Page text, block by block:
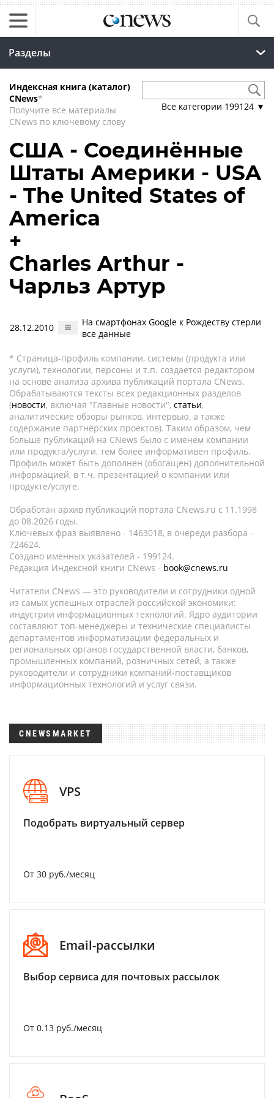
Разделы
Индексная книга (каталог)
CNews*
Получите все материалы
CNews по ключевому слову
Все категории 199124 ▼
США - Соединённые
Штаты Америки - USA
- The United States of
America
+
Charles Arthur -
Чарльз Артур
28.12.2010
На смартфонах Google к Рождеству стерли
все данные
* Страница-профиль компании, системы (продукта или
услуги), технологии, персоны и т.п. создается редактором
на основе анализа архива публикаций портала CNews.
Обрабатываются тексты всех редакционных разделов
(новости, включая "Главные новости", статьи,
аналитические обзоры рынков, интервью, а также
содержание партнёрских проектов). Таким образом, чем
больше публикаций на CNews было с именем компании
или продукта/услуги, тем более информативен профиль.
Профиль может быть дополнен (обогащен) дополнительной
информацией, в т.ч. презентацией о компании или
продукте/услуге.
Обработан архив публикаций портала CNews.ru c 11.1998
до 08.2026 годы.
Ключевых фраз выявлено - 1463018, в очереди разбора -
724624.
Создано именных указателей - 199124.
Редакция Индексной книги CNews - book@cnews.ru
Читатели CNews — это руководители и сотрудники одной
из самых успешных отраслей российской экономики:
индустрии информационных технологий. Ядро аудитории
составляют топ-менеджеры и технические специалисты
департаментов информатизации федеральных и
региональных органов государственной власти, банков,
промышленных компаний, розничных сетей, а также
руководители и сотрудники компаний-поставщиков
информационных технологий и услуг связи.
CNEWSMARKET
VPS
Подобрать виртуальный сервер
От 30 руб./месяц
Email-рассылки
Выбор сервиса для почтовых рассылок
От 0.13 руб./месяц